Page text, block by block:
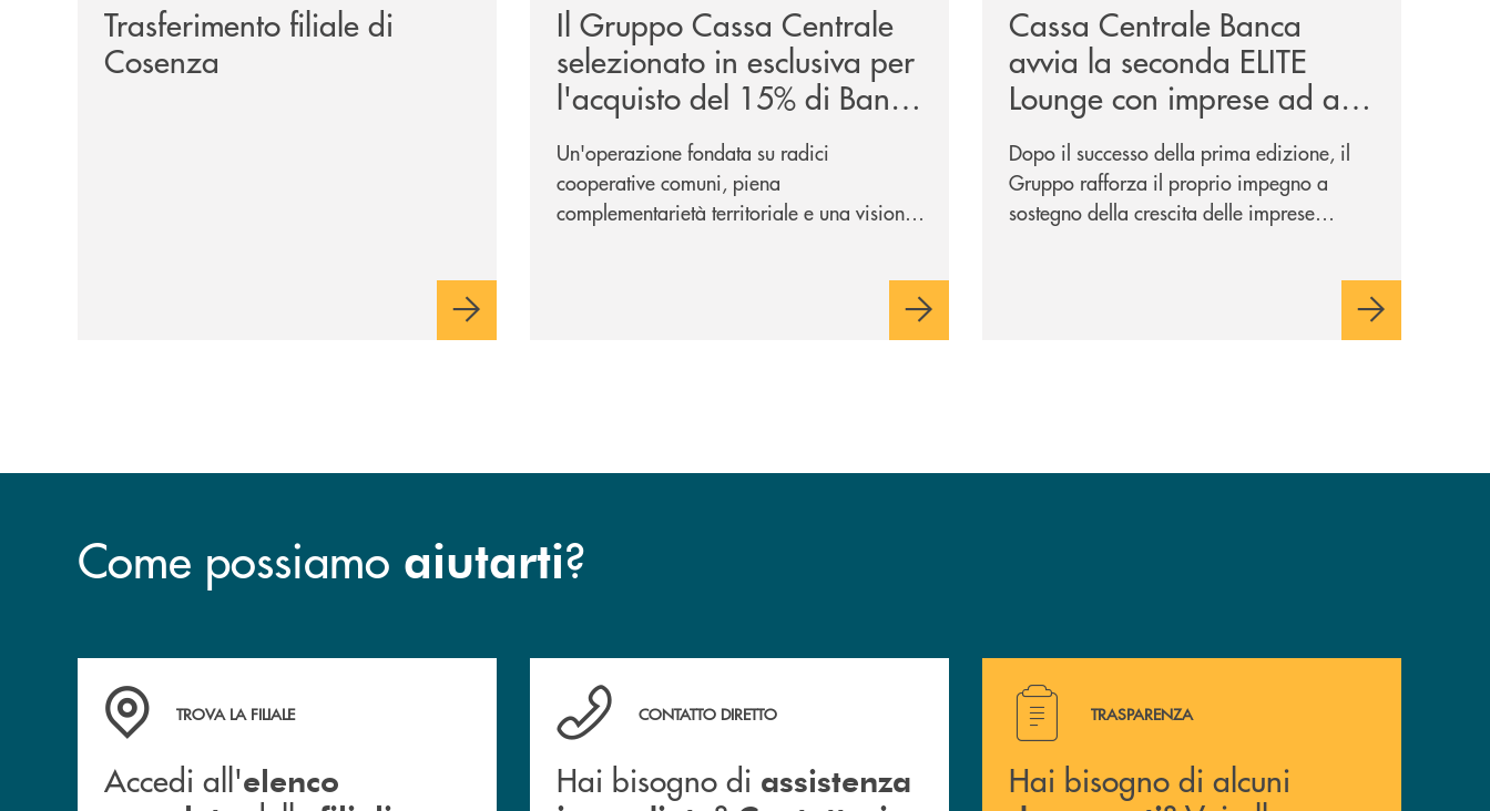
Trasferimento filiale di
Cosenza
Il Gruppo Cassa Centrale
selezionato in esclusiva per
l'acquisto del 15% di Banca
Cambiano 1884
Un'operazione fondata su radici
cooperative comuni, piena
complementarietà territoriale e una visione
Cassa Centrale Banca
avvia la seconda ELITE
Lounge con imprese ad alto
potenziale
Dopo il successo della prima edizione, il
Gruppo rafforza il proprio impegno a
sostegno della crescita delle imprese
Come possiamo aiutarti?
Accedi all' elenco completo delle filiali .
TROVA LA FILIALE
Accedi all'elenco
Hai bisogno di assistenza immediata ? Contattaci .
CONTATTO DIRETTO
Hai bisogno di assistenza
Hai bisogno di alcuni documenti ? Vai alla pagina
TRASPARENZA
Hai bisogno di alcuni